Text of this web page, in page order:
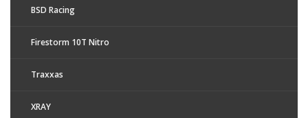
BSD Racing
Firestorm 10T Nitro
Traxxas
XRAY